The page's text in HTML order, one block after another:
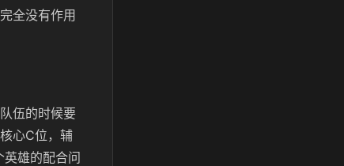
全没有作用
伍的时候要
心C位，辅
雄的配合问